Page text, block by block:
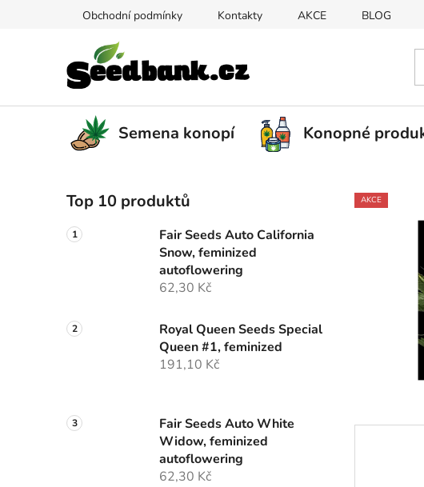
Obchodní podmínky Kontakty AKCE BLOG
Semena konopí Konopné
o
s
t
n
n
e
Top 10 produktů
Fair Seeds Auto California
Snow, feminized
autoflowering
62,30 Kč
Royal Queen Seeds Special
Queen #1, feminized
191,10 Kč
Fair Seeds Auto White
Widow, feminized
autoflowering
62,30 Kč
AKCE